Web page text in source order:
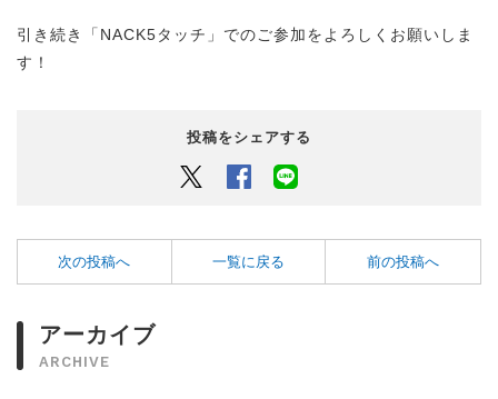
引き続き「NACK5タッチ」でのご参加をよろしくお願いしま
す！
投稿をシェアする
Twitter Facebook
次の投稿へ 一覧に戻る 前の投稿へ
アーカイブ
ARCHIVE